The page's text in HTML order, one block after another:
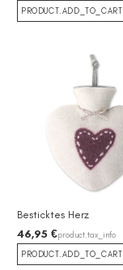
PRODUCT.ADD_TO_CART
Besticktes Herz
46,95 €product.tax_info
PRODUCT.ADD_TO_CART